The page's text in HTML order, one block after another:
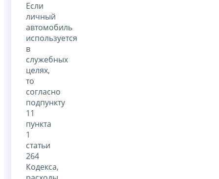
Если
личный
автомобиль
используется
в
служебных
целях,
то
согласно
подпункту
11
пункта
1
статьи
264
Кодекса,